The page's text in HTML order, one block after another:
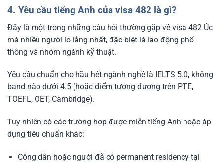
4. Yêu cầu tiếng Anh của visa 482 là gì?
Đây là một trong những câu hỏi thường gặp về visa 482 Úc
mà nhiều người lo lắng nhất, đặc biệt là lao động phổ
thông và nhóm ngành kỹ thuật.
Yêu cầu chuẩn cho hầu hết ngành nghề là IELTS 5.0, không
band nào dưới 4.5 (hoặc điểm tương đương trên PTE,
TOEFL, OET, Cambridge).
Tuy nhiên có các trường hợp được miễn tiếng Anh hoặc áp
dụng tiêu chuẩn khác:
Công dân hoặc người đã có permanent residency tại